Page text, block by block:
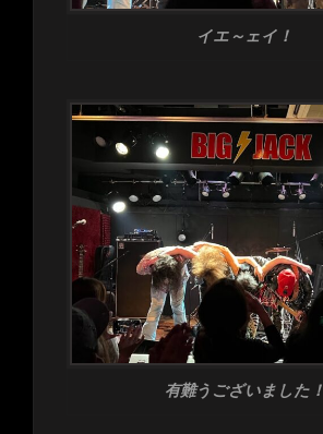
イエ～ェイ！
有難うございました！